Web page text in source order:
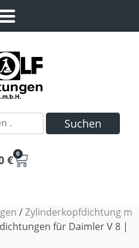
Suchen
€ 0
/Zylinderkopfdichtung m
für Daimler V 8 |